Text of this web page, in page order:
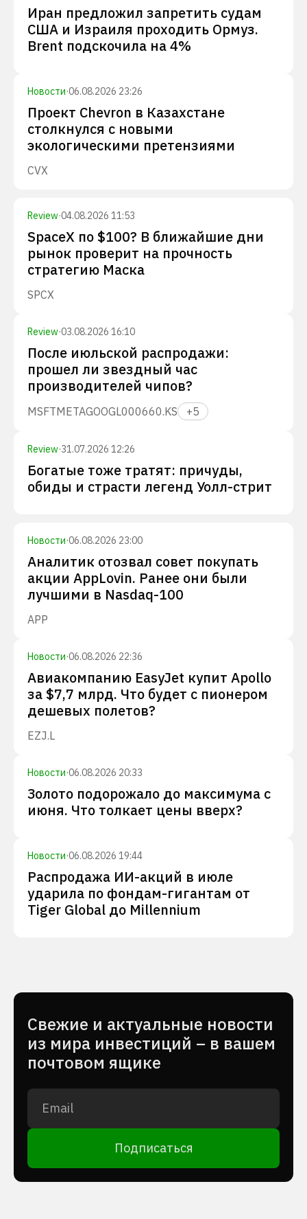
Иран предложил запретить судам
США и Израиля проходить Ормуз.
Brent подскочила на 4%
Новости·06.08.2026 23:26
Проект Chevron в Казахстане
столкнулся с новыми
экологическими претензиями
CVX
Review·04.08.2026 11:53
SpaceX по $100? В ближайшие дни
рынок проверит на прочность
стратегию Маска
SPCX
Review·03.08.2026 16:10
После июльской распродажи:
прошел ли звездный час
производителей чипов?
MSFTMETAGOOGL000660.KS +5
Review·31.07.2026 12:26
Богатые тоже тратят: причуды,
обиды и страсти легенд Уолл-стрит
Новости·06.08.2026 23:00
Аналитик отозвал совет покупать
акции AppLovin. Ранее они были
лучшими в Nasdaq-100
APP
Новости·06.08.2026 22:36
Авиакомпанию EasyJet купит Apollo
за $7,7 млрд. Что будет с пионером
дешевых полетов?
EZJ.L
Новости·06.08.2026 20:33
Золото подорожало до максимума с
июня. Что толкает цены вверх?
Новости·06.08.2026 19:44
Распродажа ИИ-акций в июле
ударила по фондам-гигантам от
Tiger Global до Millennium
Cвежие и актуальные новости
из мира инвестиций – в вашем
почтовом ящике
Подписаться